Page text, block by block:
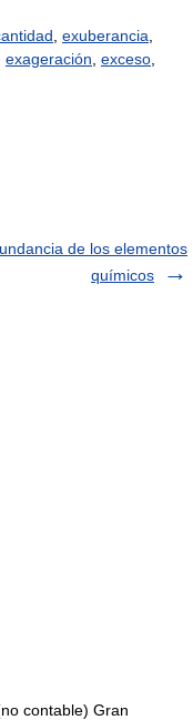
exuberancia
exageración exceso
de los elementos
químicos
contable) Gran